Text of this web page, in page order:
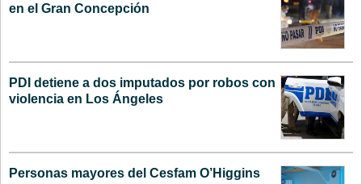
en el Gran Concepción
PDI detiene a dos imputados por robos con
violencia en Los Ángeles
Personas mayores del Cesfam O’Higgins